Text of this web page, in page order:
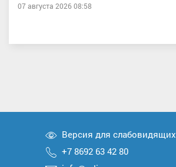
07 августа 2026 08:58
Версия для слабовидящих
+7 8692 63 42 80